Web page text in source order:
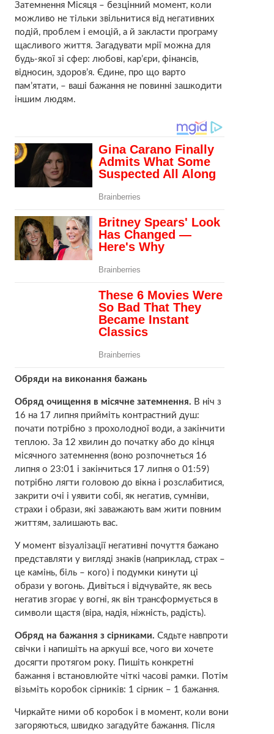
Затемнення Місяця – безцінний момент, коли
можливо не тільки звільнитися від негативних
подій, проблем і емоцій, а й закласти програму
щасливого життя. Загадувати мрії можна для
будь-якої зі сфер: любові, кар’єри, фінансів,
відносин, здоров’я. Єдине, про що варто
пам’ятати, – ваші бажання не повинні зашкодити
іншим людям.
Обpяди на виконання бажань
Обpяд очищення в місячне затемнення. В ніч з
16 на 17 липня прийміть контрастний душ:
почати потрібно з прохолодної води, а закінчити
теплою. За 12 хвилин до початку або до кінця
місячного затемнення (воно розпочнеться 16
липня о 23:01 і закінчиться 17 липня о 01:59)
потрібно лягти головою до вікна і розслабитися,
закрити очі і уявити собі, як негатив, сумніви,
стpахи і образи, які заважають вам жити повним
життям, залишають вас.
У момент візуалізації негативні почуття бажано
представляти у вигляді знаків (наприклад, стpах –
це камінь, бiль – кого) і подумки кинути ці
образи y вогонь. Дивіться і відчувайте, як весь
негатив згорає у вогні, як він трансформується в
символи щастя (віра, надія, ніжність, радість).
Обряд на бажання з сірниками. Сядьте навпроти
свічки і напишіть на аркуші все, чого ви хочете
досягти протягом року. Пишіть конкретні
бажання і встановлюйте чіткі часові рамки. Потім
візьміть коробок сірників: 1 сірник – 1 бажання.
Чиркайте ними об коробок і в момент, коли вони
загоряються, швидко загадуйте бажання. Після